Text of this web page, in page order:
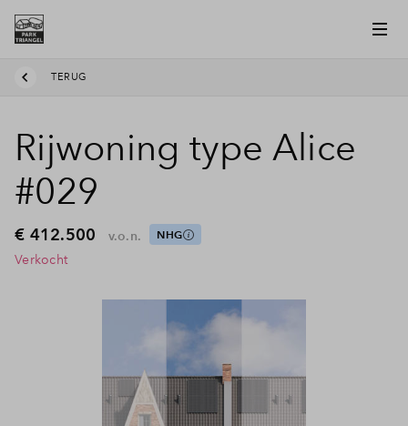
TERUG
Rijwoning type Alice
#029
€ 412.500 v.o.n. NHG
Verkocht